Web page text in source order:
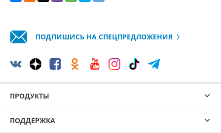
ПОДПИШИСЬ НА СПЕЦПРЕДЛОЖЕНИЯ
ПРОДУКТЫ
ПОДДЕРЖКА